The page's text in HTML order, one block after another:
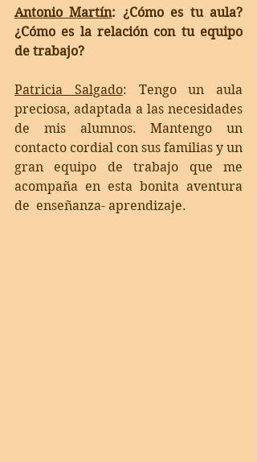
Antonio Martín: ¿Cómo es tu aula?
¿Cómo es la relación con tu equipo
de trabajo?
Patricia Salgado: Tengo un aula
preciosa, adaptada a las necesidades
de mis alumnos. Mantengo un
contacto cordial con sus familias y un
gran equipo de trabajo que me
acompaña en esta bonita aventura
de  enseñanza- aprendizaje.